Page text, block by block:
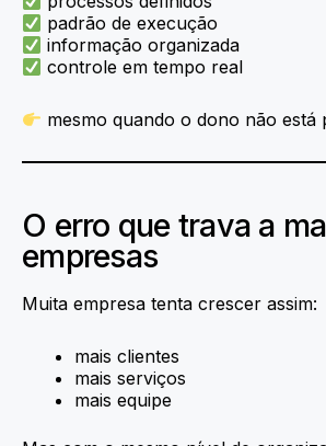
padrão de execução
informação organizada
controle em tempo real
mesmo quando o dono não está
O erro que trava a
empresas
Muita empresa tenta crescer assim:
mais clientes
mais serviços
mais equipe